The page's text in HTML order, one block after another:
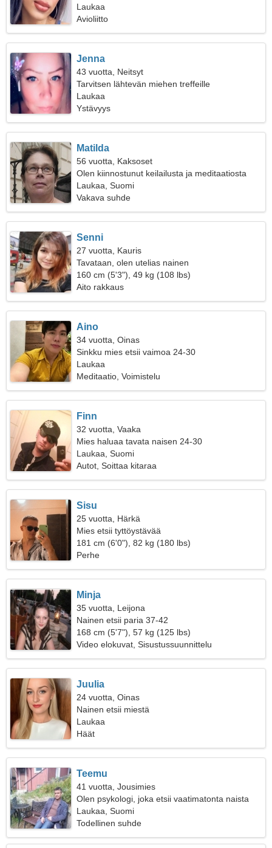
Laukaa
Avioliitto
Jenna
43 vuotta, Neitsyt
Tarvitsen lähtevän miehen treffeille
Laukaa
Ystävyys
Matilda
56 vuotta, Kaksoset
Olen kiinnostunut keilailusta ja meditaatiosta
Laukaa, Suomi
Vakava suhde
Senni
27 vuotta, Kauris
Tavataan, olen utelias nainen
160 cm (5'3"), 49 kg (108 lbs)
Aito rakkaus
Aino
34 vuotta, Oinas
Sinkku mies etsii vaimoa 24-30
Laukaa
Meditaatio, Voimistelu
Finn
32 vuotta, Vaaka
Mies haluaa tavata naisen 24-30
Laukaa, Suomi
Autot, Soittaa kitaraa
Sisu
25 vuotta, Härkä
Mies etsii tyttöystävää
181 cm (6'0"), 82 kg (180 lbs)
Perhe
Minja
35 vuotta, Leijona
Nainen etsii paria 37-42
168 cm (5'7"), 57 kg (125 lbs)
Video elokuvat, Sisustussuunnittelu
Juulia
24 vuotta, Oinas
Nainen etsii miestä
Laukaa
Häät
Teemu
41 vuotta, Jousimies
Olen psykologi, joka etsii vaatimatonta naista
Laukaa, Suomi
Todellinen suhde